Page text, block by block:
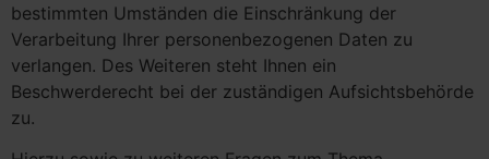
bestimmten Umständen die Einschränkung der
Verarbeitung Ihrer personenbezogenen Daten zu
verlangen. Des Weiteren steht Ihnen ein
Beschwerderecht bei der zuständigen Aufsichtsbehörde
zu.